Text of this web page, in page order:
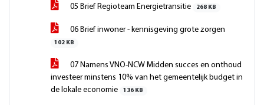
05 Brief Regioteam Energietransitie 268 KB
06 Brief inwoner - kennisgeving grote zorgen
102 KB
07 Namens VNO-NCW Midden succes en onthoud
investeer minstens 10% van het gemeentelijk budget in
de lokale economie
136 KB